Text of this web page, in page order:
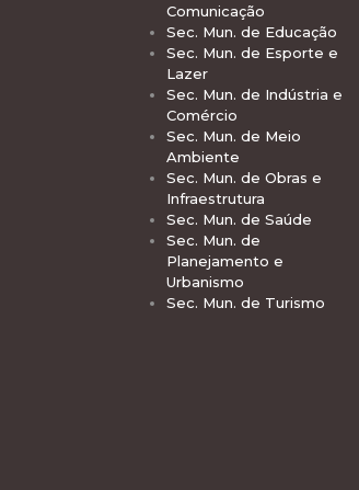
Comunicação
Sec. Mun. de Educação
Sec. Mun. de Esporte e
Lazer
Sec. Mun. de Indústria e
Comércio
Sec. Mun. de Meio
Ambiente
Sec. Mun. de Obras e
Infraestrutura
Sec. Mun. de Saúde
Sec. Mun. de
Planejamento e
Urbanismo
Sec. Mun. de Turismo